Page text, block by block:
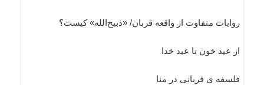
روایات متفاوت از واقعه قربان/ «ذبیح‌الله» کیست؟
از عيد خون تا عيد خدا
فلسفه ی قربانی در منا